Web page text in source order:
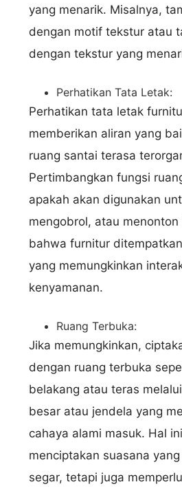
yang menarik. Misalnya,
dengan motif tekstur atau
dengan tekstur yang
Perhatikan Tata Letak:
Perhatikan tata letak
memberikan aliran yang
ruang santai terasa
Pertimbangkan fungsi
apakah akan digunakan
mengobrol, atau menonton
bahwa furnitur
yang memungkinkan
kenyamanan.
Ruang Terbuka:
Jika memungkinkan,
dengan ruang terbuka
belakang atau teras
besar atau jendela yang
cahaya alami masuk. Hal
menciptakan suasana
segar, tetapi juga